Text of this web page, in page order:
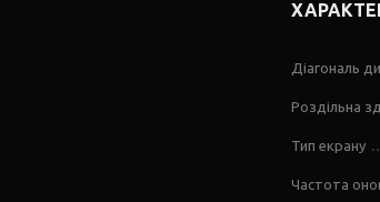
Діагональ
Роздільна
Тип екрану
Частота